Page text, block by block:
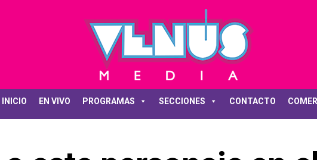
INICIO EN VIVO PROGRAMAS SECCIONES CONTACTO